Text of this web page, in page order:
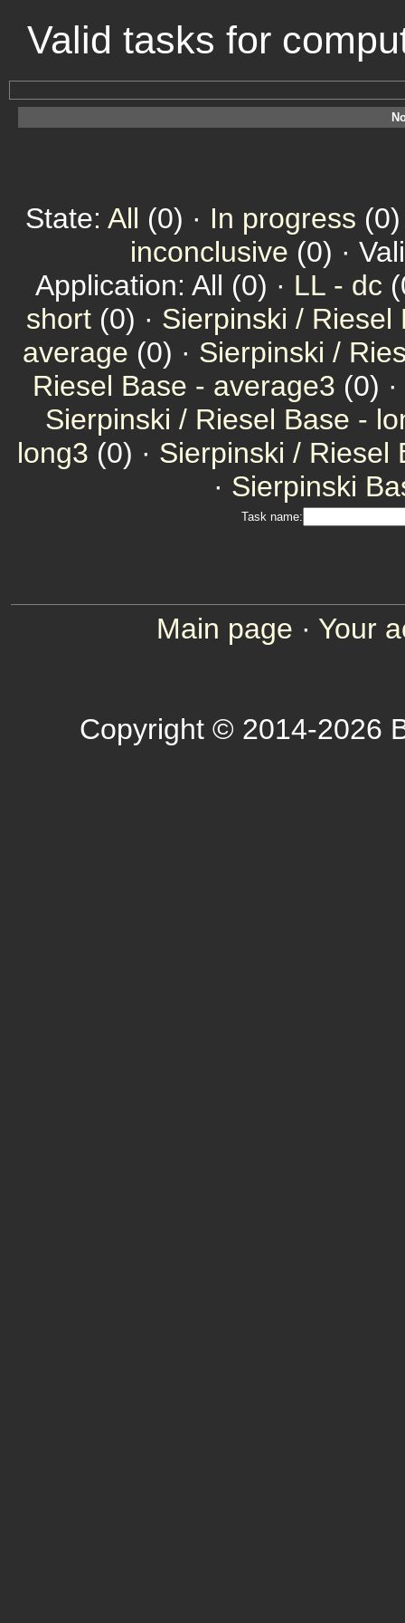
Valid tasks for
State: All (0) · In progress
inconclusive (0) ·
Application: All (0) · LL - dc
short (0) · Sierpinski / Riesel
average (0) · Sierpinski /
Riesel Base - average3 (0) ·
Sierpinski / Riesel Base -
long3 (0) · Sierpinski / Riesel
· Sierpinski
Task name:
Main page · Your
Copyright © 2014-2026